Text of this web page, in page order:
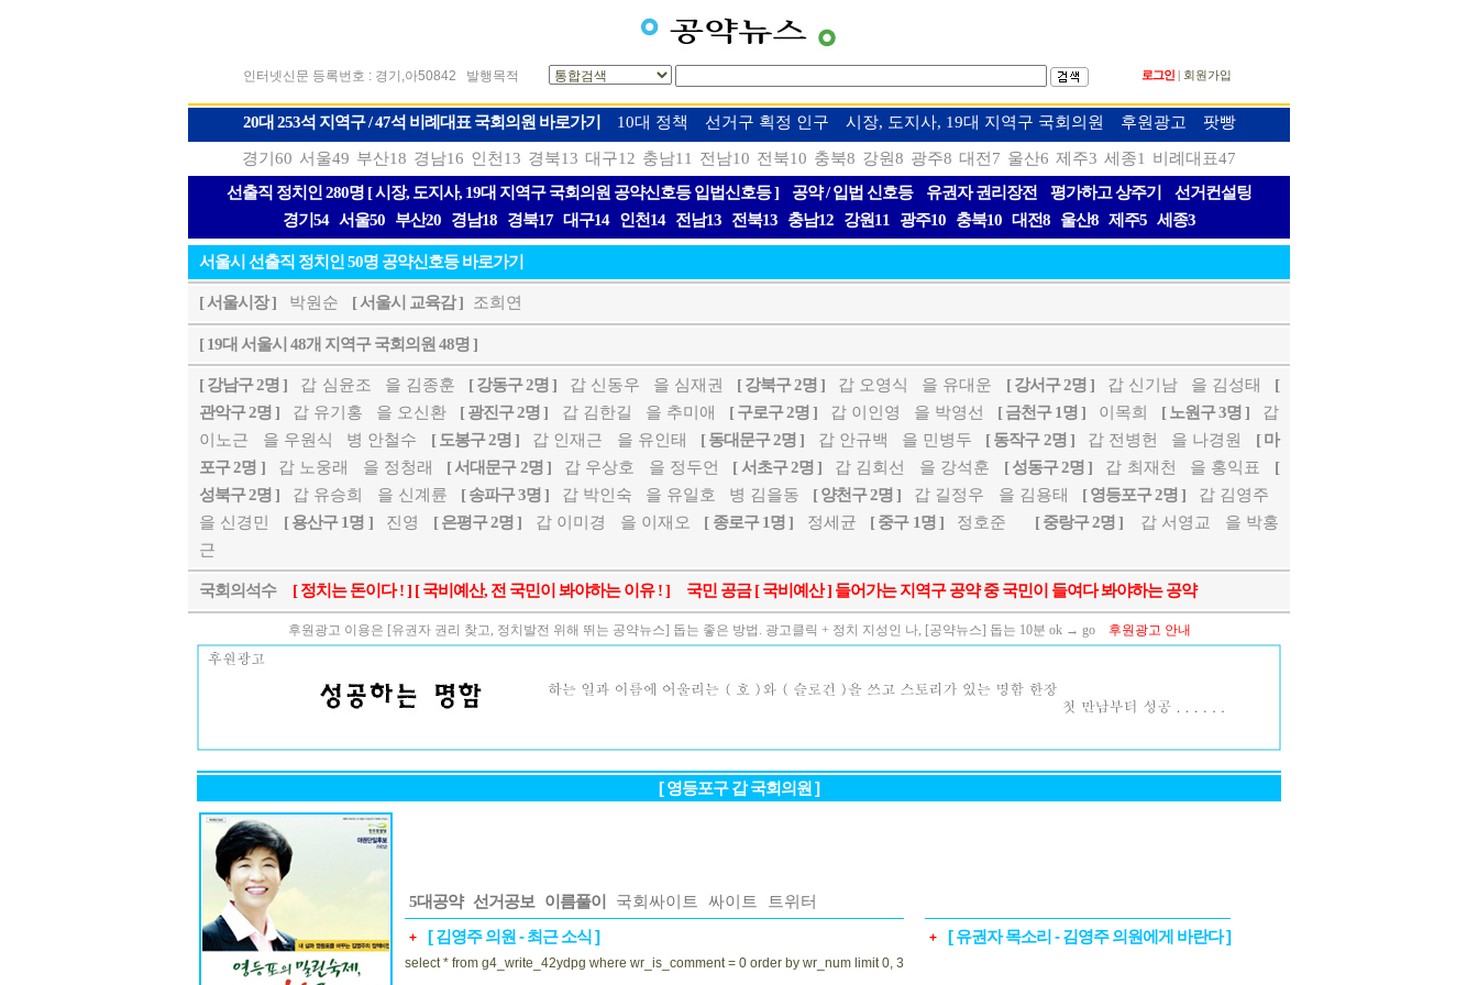
인터넷신문 등록번호 : 경기,아50842 발행목적 로그인 회원가입
20대 253석 지역구 / 47석 비례대표 국회의원 바로가기 10대 정책 선거구 획정 인구 시장, 도지사, 19대 지역구 국회의원 후원광고 팟빵
경기60 서울49 부산18 경남16 인천13 경북13 대구12 충남11 전남10 전북10 충북8 강원8 광주8 대전7 울산6 제주3 세종1 비례대표47
선출직 정치인 280명 [ 시장, 도지사, 19대 지역구 국회의원 공약신호등 입법신호등 ]
공약 / 입법 신호등 유권자 권리장전 평가하고 상주기
선거컨설팅
경기54 서울50 부산20 경남18 경북17 대구14 인천14 전남13 전북13 충남12 강원11 광주10 충북10 대전8 울산8 제주5 세종3
서울시 선출직 정치인 50명 공약신호등 바로가기
[ 서울시장 ] 박원순 [ 서울시 교육감 ] 조희연
[ 19대 서울시 48개 지역구 국회의원 48명 ]
[ 강남구 2명 ] 갑 심윤조 을 김종훈 [ 강동구 2명 ] 갑 신동우 을 심재권 [ 강북구 2명 ] 갑 오영식 을 유대운 [ 강서구 2명 ] 갑 신기남 을 김성태
[
관악구 2명 ]
갑 유기홍 을 오신환 [ 광진구 2명 ] 갑 김한길 을 추미애 [ 구로구 2명 ] 갑 이인영 을 박영선 [ 금천구 1명 ] 이목희 [ 노원구 3명 ]
갑
이노근
을 우원식 병 안철수 [ 도봉구 2명 ] 갑 인재근 을 유인태 [ 동대문구 2명 ] 갑 안규백 을 민병두 [ 동작구 2명 ] 갑 전병헌 을 나경원
[ 마
포구 2명 ]
갑 노웅래 을 정청래 [ 서대문구 2명 ] 갑 우상호 을 정두언 [ 서초구 2명 ] 갑 김회선 을 강석훈 [ 성동구 2명 ] 갑 최재천 을 홍익표
[
성북구 2명 ]
갑 유승희 을 신계륜 [ 송파구 3명 ] 갑 박인숙 을 유일호 병 김을동 [ 양천구 2명 ] 갑 길정우 을 김용태 [ 영등포구 2명 ]
갑 김영주
을 신경민
[ 용산구 1명 ] 진영 [ 은평구 2명 ] 갑 이미경 을 이재오 [ 종로구 1명 ] 정세균 [ 중구 1명 ] 정호준 [ 중랑구 2명 ] 갑 서영교
을 박홍
근
국회의석수 [ 정치는 돈이다 ! ] [ 국비예산, 전 국민이 봐야하는 이유 ! ] 국민 공금 [ 국비예산 ] 들어가는 지역구 공약 중 국민이 들여다 봐야하는 공약
후원광고 이용은 [유권자 권리 찾고, 정치발전 위해 뛰는 공약뉴스] 돕는 좋은 방법. 광고클릭 + 정치 지성인 나, [공약뉴스] 돕는 10분 ok → go 후원광고 안내
[ 영등포구 갑 국회의원 ]
5대공약 선거공보 이름풀이 국회싸이트 싸이트 트위터
+ [ 김영주 의원 - 최근 소식 ] + [ 유권자 목소리 - 김영주 의원에게 바란다 ]
select * from g4_write_42ydpg where wr_is_comment = 0 order by wr_num limit 0, 3